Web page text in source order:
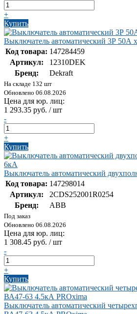
+
Купить
Выключатель автоматический 3Р 50А
Код товара: 147284459
Артикул:
12310DEK
Бренд:
Dekraft
На складе 132 шт
Обновлено 06.08.2026
Цена для юр. лиц:
1 293.35 руб. / шт
-
+
Купить
Выключатель автоматический
Код товара: 147298014
Артикул:
2CDS252001R0254
Бренд:
ABB
Под заказ
Обновлено 06.08.2026
Цена для юр. лиц:
1 308.45 руб. / шт
-
+
Купить
Выключатель автоматический